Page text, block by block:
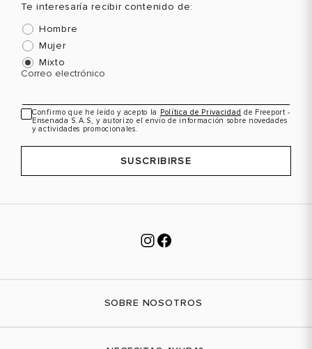
Te interesaría recibir contenido de:
Hombre
Mujer
Mixto
Correo electrónico
Confirmo que he leído y acepto la Política de Privacidad de Freeport -
Ensenada S.A.S, y autorizo el envío de información sobre novedades
y actividades promocionales.
SUSCRIBIRSE
SOBRE NOSOTROS